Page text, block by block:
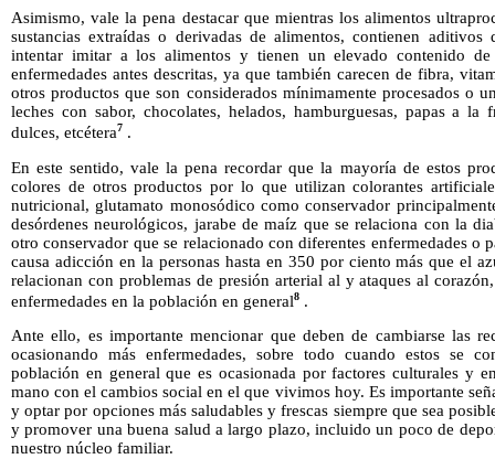
Asimismo, vale la pena destacar que mientras los alimentos
sustancias extraídas o derivadas de alimentos, contienen
intentar imitar a los alimentos y tienen un elevado contenido de
enfermedades antes descritas, ya que también carecen de fibra,
otros productos que son considerados mínimamente procesados o
leches con sabor, chocolates, helados, hamburguesas, papas a la
dulces, etcétera7 .
En este sentido, vale la pena recordar que la mayoría de estos
colores de otros productos por lo que utilizan colorantes
nutricional, glutamato monosódico como conservador
desórdenes neurológicos, jarabe de maíz que se relaciona con la
otro conservador que se relacionado con diferentes enfermedades o
causa adicción en la personas hasta en 350 por ciento más que el
relacionan con problemas de presión arterial al y ataques al
enfermedades en la población en general8 .
Ante ello, es importante mencionar que deben de cambiarse las
ocasionando más enfermedades, sobre todo cuando estos se
población en general que es ocasionada por factores culturales y
mano con el cambios social en el que vivimos hoy. Es importante
y optar por opciones más saludables y frescas siempre que sea
y promover una buena salud a largo plazo, incluido un poco de
nuestro núcleo familiar.